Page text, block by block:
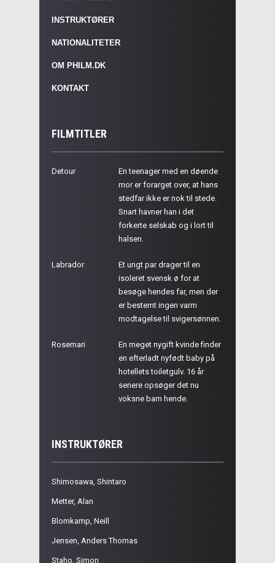
INSTRUKTØRER
NATIONALITETER
OM PHILM.DK
KONTAKT
FILMTITLER
Detour
En teenager med en døende
mor er forarget over, at hans
stedfar ikke er nok til stede.
Snart havner han i det
forkerte selskab og i lort til
halsen.
Labrador
Et ungt par drager til en
isoleret svensk ø for at
besøge hendes far, men der
er bestemt ingen varm
modtagelse til svigersønnen.
Rosemari
En meget nygift kvinde finder
en efterladt nyfødt baby på
hotellets toiletgulv. 16 år
senere opsøger det nu
voksne barn hende.
INSTRUKTØRER
Shimosawa, Shintaro
Metter, Alan
Blomkamp, Neill
Jensen, Anders Thomas
Staho, Simon